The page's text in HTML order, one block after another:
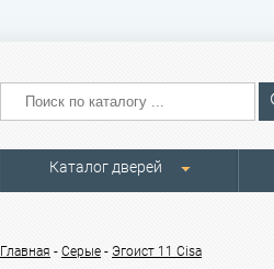
Каталог дверей
Главная - Серые - Эгоист 11 Cisa